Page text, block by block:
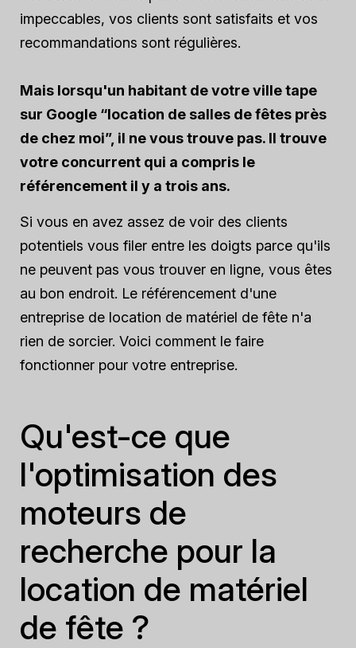
impeccables, vos clients sont satisfaits et vos
recommandations sont régulières.
Mais lorsqu'un habitant de votre ville tape
sur Google “location de salles de fêtes près
de chez moi”, il ne vous trouve pas. Il trouve
votre concurrent qui a compris le
référencement il y a trois ans.
Si vous en avez assez de voir des clients
potentiels vous filer entre les doigts parce qu'ils
ne peuvent pas vous trouver en ligne, vous êtes
au bon endroit. Le référencement d'une
entreprise de location de matériel de fête n'a
rien de sorcier. Voici comment le faire
fonctionner pour votre entreprise.
Qu'est-ce que
l'optimisation des
moteurs de
recherche pour la
location de matériel
de fête ?